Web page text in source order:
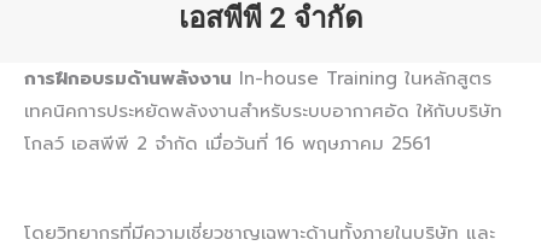
เอสพีพี 2 จํากัด
การฝึกอบรมด้านพลังงาน In-house Training ในหลักสูตร
เทคนิคการประหยัดพลังงานสำหรับระบบอากาศอัด ให้กับบริษัท
โกลว์ เอสพีพี 2 จํากัด เมื่อวันที่ 16 พฤษภาคม 2561
โดยวิทยากรที่มีความเชี่ยวชาญเฉพาะด้านทั้งภายในบริษัท และ